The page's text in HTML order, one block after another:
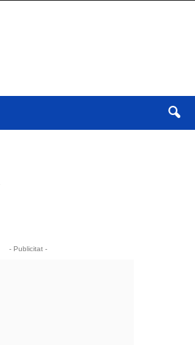
- Publicitat -